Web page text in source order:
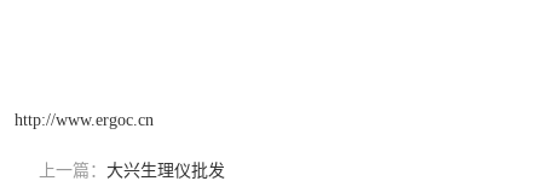
http://www.ergoc.cn
上一篇： 大兴生理仪批发